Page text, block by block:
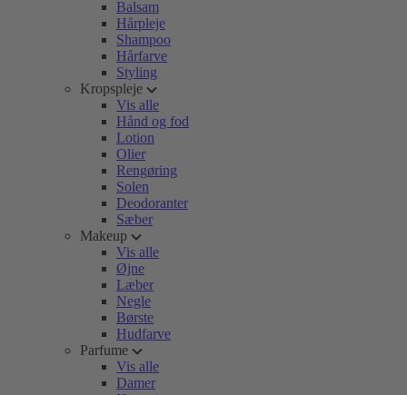
Balsam
Hårpleje
Shampoo
Hårfarve
Styling
Kropspleje
Vis alle
Hånd og fod
Lotion
Olier
Rengøring
Solen
Deodoranter
Sæber
Makeup
Vis alle
Øjne
Læber
Negle
Børste
Hudfarve
Parfume
Vis alle
Damer